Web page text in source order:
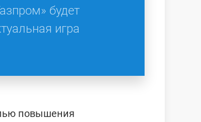
будет
игра
повышения